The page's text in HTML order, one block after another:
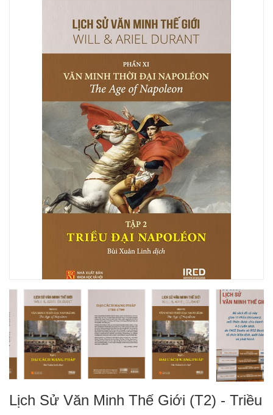
Lịch Sử Văn Minh Thế Giới (T2) - Triều